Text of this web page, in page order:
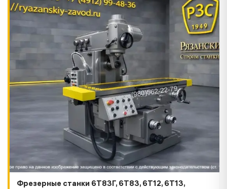
Фрезерные станки 6Т83Г, 6Т83, 6Т12, 6Т13,